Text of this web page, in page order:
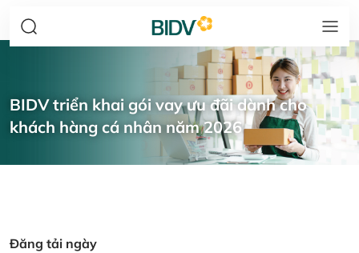
BIDV triển khai gói vay ưu đãi dành cho
khách hàng cá nhân năm 2026
Đăng tải ngày